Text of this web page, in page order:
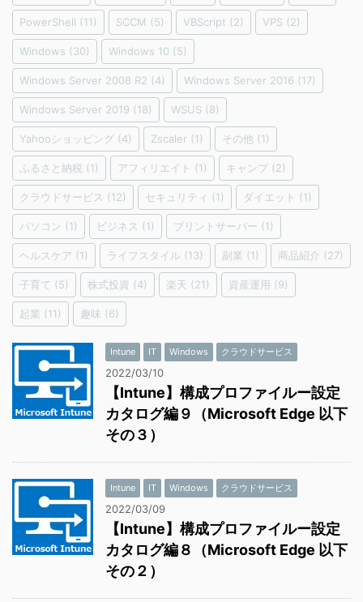
PowerShell (11) SCCM (5) VBScript (2) VPS (2)
Windows (30) Windows 10 (5)
Windows Server 2008 R2 (4) Windows Server 2016 (17)
Windows Server 2019 (18) WSUS (8)
Yahooショッピング (4) Zscaler (1) その他 (1)
ふるさと納税 (1) アフィリエイト (1) キャンプ (2)
クラウドサービス (12) セキュリティ (1) ダイエット (1)
パソコン (1) ビジネス (1) プリントサーバー (1)
ヘルスケア (1) ライフスタイル (13) 副業 (1) 商品紹介 (27)
子育て (5) 株式投資 (4) 楽天 (21) 資産運用 (9)
起業 (11) 趣味 (6)
Intune IT Windows クラウドサービス
2022/03/10
【Intune】構成プロファイルー設定
カタログ編９（Microsoft Edge 以下
その３）
Intune IT Windows クラウドサービス
2022/03/09
【Intune】構成プロファイルー設定
カタログ編８（Microsoft Edge 以下
その２）